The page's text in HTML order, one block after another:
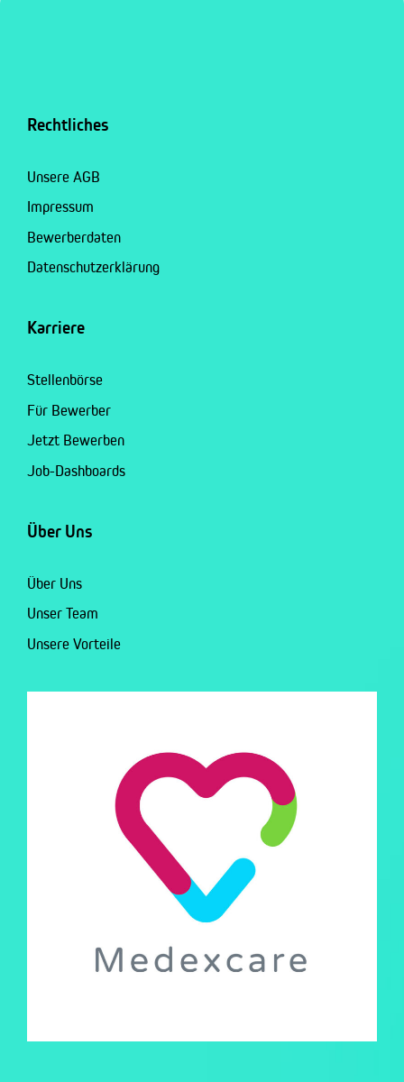
Rechtliches
Unsere AGB
Impressum
Bewerberdaten
Datenschutzerklärung
Karriere
Stellenbörse
Für Bewerber
Jetzt Bewerben
Job-Dashboards
Über Uns
Über Uns
Unser Team
Unsere Vorteile